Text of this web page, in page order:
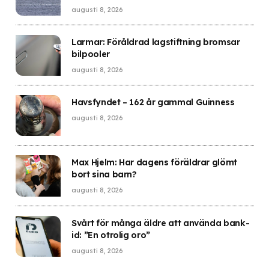
augusti 8, 2026
Larmar: Föråldrad lagstiftning bromsar
bilpooler
augusti 8, 2026
Havsfyndet – 162 år gammal Guinness
augusti 8, 2026
Max Hjelm: Har dagens föräldrar glömt
bort sina barn?
augusti 8, 2026
Svårt för många äldre att använda bank-
id: ”En otrolig oro”
augusti 8, 2026